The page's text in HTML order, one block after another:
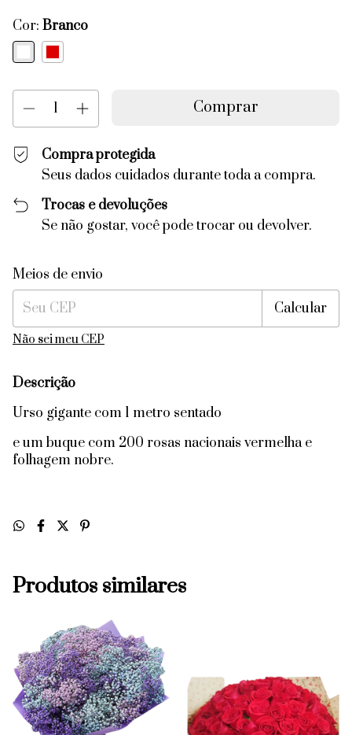
Cor: Branco
Compra protegida
Seus dados cuidados durante toda a compra.
Trocas e devoluções
Se não gostar, você pode trocar ou devolver.
Entregas para o CEP:
Meios de envio
Calcular
Não sei meu CEP
Descrição
Urso gigante com 1 metro sentado
e um buque com 200 rosas nacionais vermelha e
folhagem nobre.
Produtos similares